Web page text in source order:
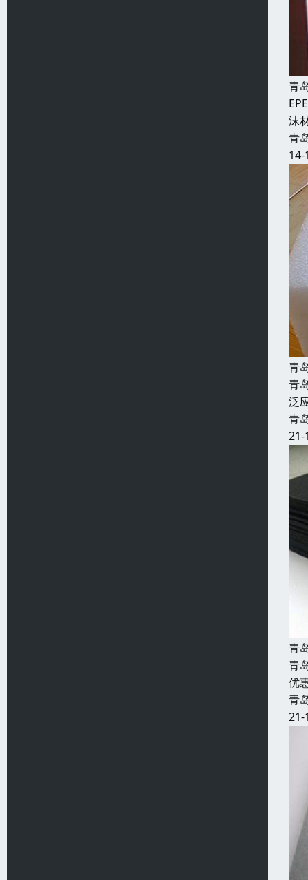
青
沫
青
14-
青
青
泛
青
21-
青
青
优
青
21-